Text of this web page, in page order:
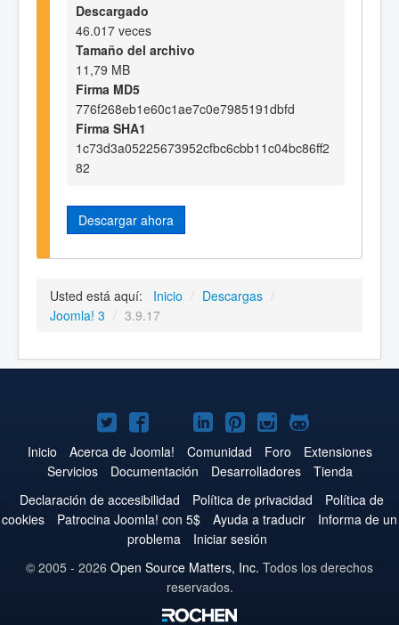
Descargado
46.017 veces
Tamaño del archivo
11,79 MB
Firma MD5
776f268eb1e60c1ae7c0e7985191dbfd
Firma SHA1
1c73d3a05225673952cfbc6cbb11c04bc86ff2
82
Descargar ahora
Usted está aquí: Inicio / Descargas /
Joomla! 3 / 3.9.17
Joomla!
en
Twitter
Joomla!
en
Facebook
Joomla!
en
YouTube
Joomla!
en
LinkedIn
Joomla!
en
Pinterest
Joomla!
en
Instagram
Joomla!
en
GitHub
Inicio Acerca de Joomla! Comunidad Foro
Extensiones
Servicios
Documentación Desarrolladores
Tienda
Declaración de accesibilidad
Política de privacidad
Política de
cookies
Patrocina Joomla! con 5$ Ayuda a traducir
Informa de un
problema
Iniciar sesión
© 2005 - 2026 Open Source Matters, Inc. Todos los derechos
reservados.